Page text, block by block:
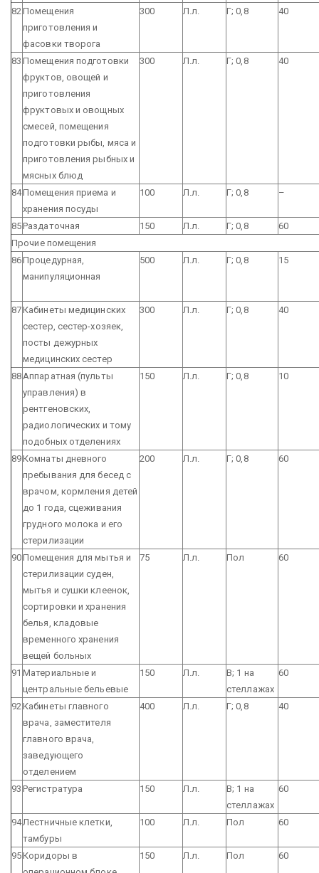
82 Помещения
приготовления и
фасовки творога
300 Л.л. Г; 0,8 40
83 Помещения подготовки
фруктов, овощей и
приготовления
фруктовых и овощных
смесей, помещения
подготовки рыбы, мяса и
приготовления рыбных и
мясных блюд
300 Л.л. Г; 0,8 40
84Помещения приема и
хранения посуды
100 Л.л. Г; 0,8 –
85Раздаточная 150 Л.л. Г; 0,8
60
Прочие помещения
86Процедурная,
манипуляционная
500 Л.л. Г; 0,8 15
87Кабинеты медицинских
сестер, сестер-хозяек,
посты дежурных
медицинских сестер
300 Л.л. Г; 0,8 40
88 Аппаратная (пульты
управления) в
рентгеновских,
радиологических и тому
подобных отделениях
150 Л.л. Г; 0,8 10
89Комнаты дневного
пребывания для бесед с
врачом, кормления детей
до 1 года, сцеживания
грудного молока и его
стерилизации
200 Л.л. Г; 0,8 60
90Помещения для мытья и
стерилизации суден,
мытья и сушки клеенок,
сортировки и хранения
белья, кладовые
временного хранения
вещей больных
75 Л.л. Пол 60
91 Материальные и
центральные бельевые
150 Л.л.
В; 1 на
стеллажах
60
92 Кабинеты главного
врача, заместителя
главного врача,
заведующего
отделением
400 Л.л. Г; 0,8 40
93 Регистратура 150 Л.л.
В; 1 на
стеллажах
60
94Лестничные клетки,
тамбуры
100 Л.л. Пол 60
95Коридоры в
150 Л.л. Пол 60